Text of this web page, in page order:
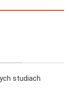
studiach